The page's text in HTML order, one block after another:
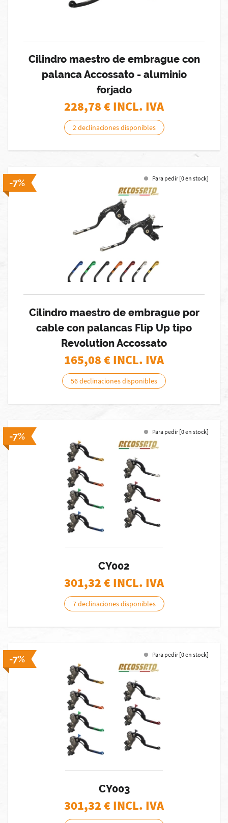
Cilindro maestro de embrague con
palanca Accossato - aluminio
forjado
228,78€ INCL. IVA
2 declinaciones disponibles
-7% Para pedir [0 en stock]
Cilindro maestro de embrague por
cable con palancas Flip Up tipo
Revolution Accossato
165,08€ INCL. IVA
56 declinaciones disponibles
-7% Para pedir [0 en stock]
CY002
301,32€ INCL. IVA
7 declinaciones disponibles
-7% Para pedir [0 en stock]
CY003
301,32€ INCL. IVA